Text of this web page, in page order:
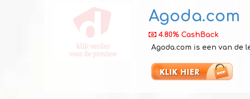
Agoda.com
4.80% CashBack
Agoda.com is een van de